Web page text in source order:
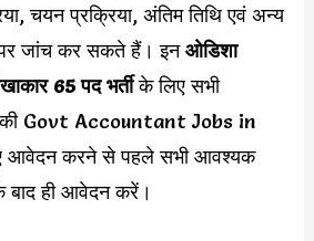
चयन प्रक्रिया, अंतिम तिथि एवं अन्य
पर जांच कर सकते हैं। इनओडिशा
65 पद भर्तीके लिए सभी
है की Govt Accountant Jobs in
आवेदन करने से पहले सभी आवश्यक
बाद ही आवेदन करें।